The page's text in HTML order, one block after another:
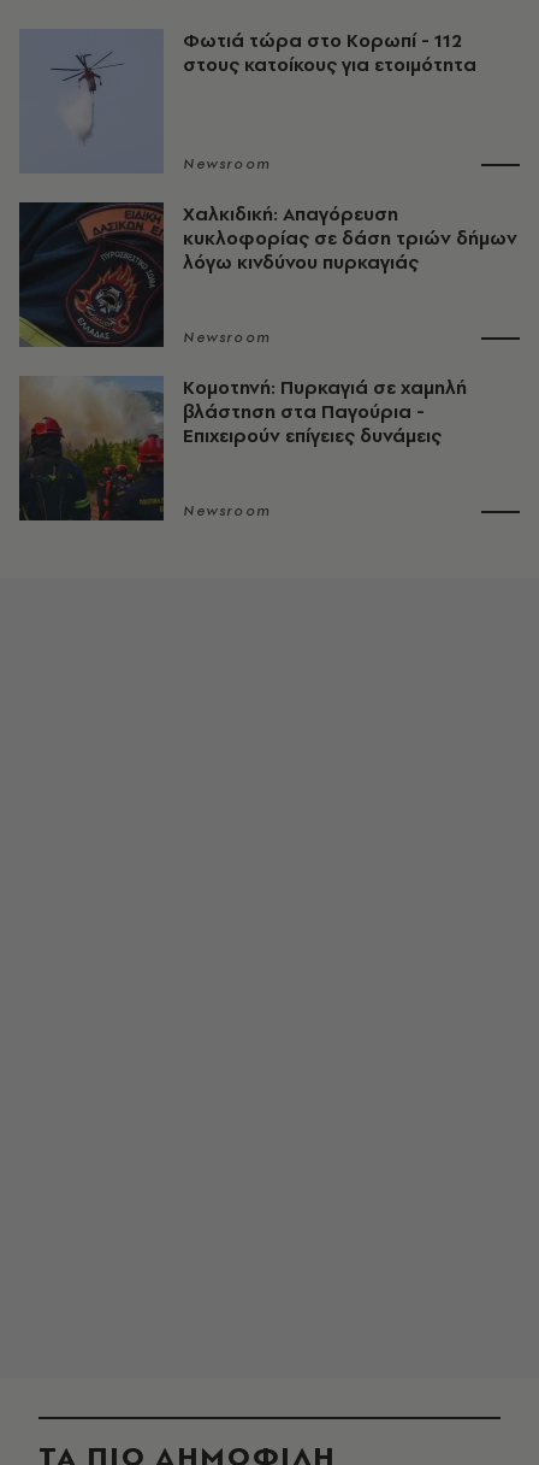
Φωτιά τώρα στο Κορωπί - 112
στους κατοίκους για ετοιμότητα
Newsroom
Χαλκιδική: Απαγόρευση
κυκλοφορίας σε δάση τριών δήμων
λόγω κινδύνου πυρκαγιάς
Newsroom
Κομοτηνή: Πυρκαγιά σε χαμηλή
βλάστηση στα Παγούρια -
Επιχειρούν επίγειες δυνάμεις
Newsroom
ΤΑ ΠΙΟ ΔΗΜΟΦΙΛΗ